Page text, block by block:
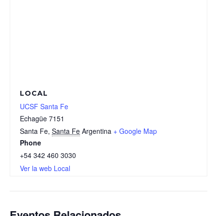
LOCAL
UCSF Santa Fe
Echagüe 7151
Santa Fe, Santa Fe Argentina + Google Map
Phone
+54 342 460 3030
Ver la web Local